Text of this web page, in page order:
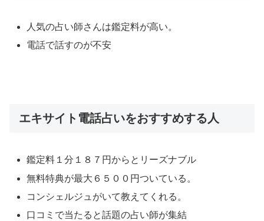
人気の占い師さんは鑑定料が高い。
電話で話すのが不安
エキサイト電話占いをおすすめする人
鑑定料１分１８７円からとリーズナブル
無料特典が最大６５００円ついている。
コンシェルジュがいて教えてくれる。
口コミで当たると話題の占い師が集結